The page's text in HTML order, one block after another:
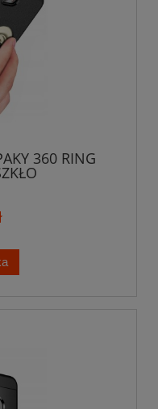
360 RING